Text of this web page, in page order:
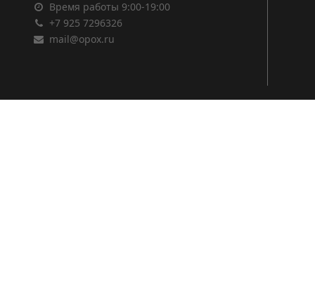
Время работы 9:00-19:00
+7 925 7296326
mail@opox.ru